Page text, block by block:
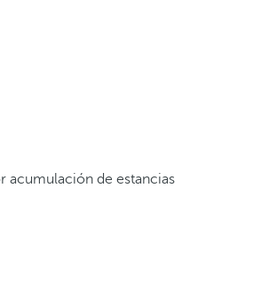
acumulación de estancias